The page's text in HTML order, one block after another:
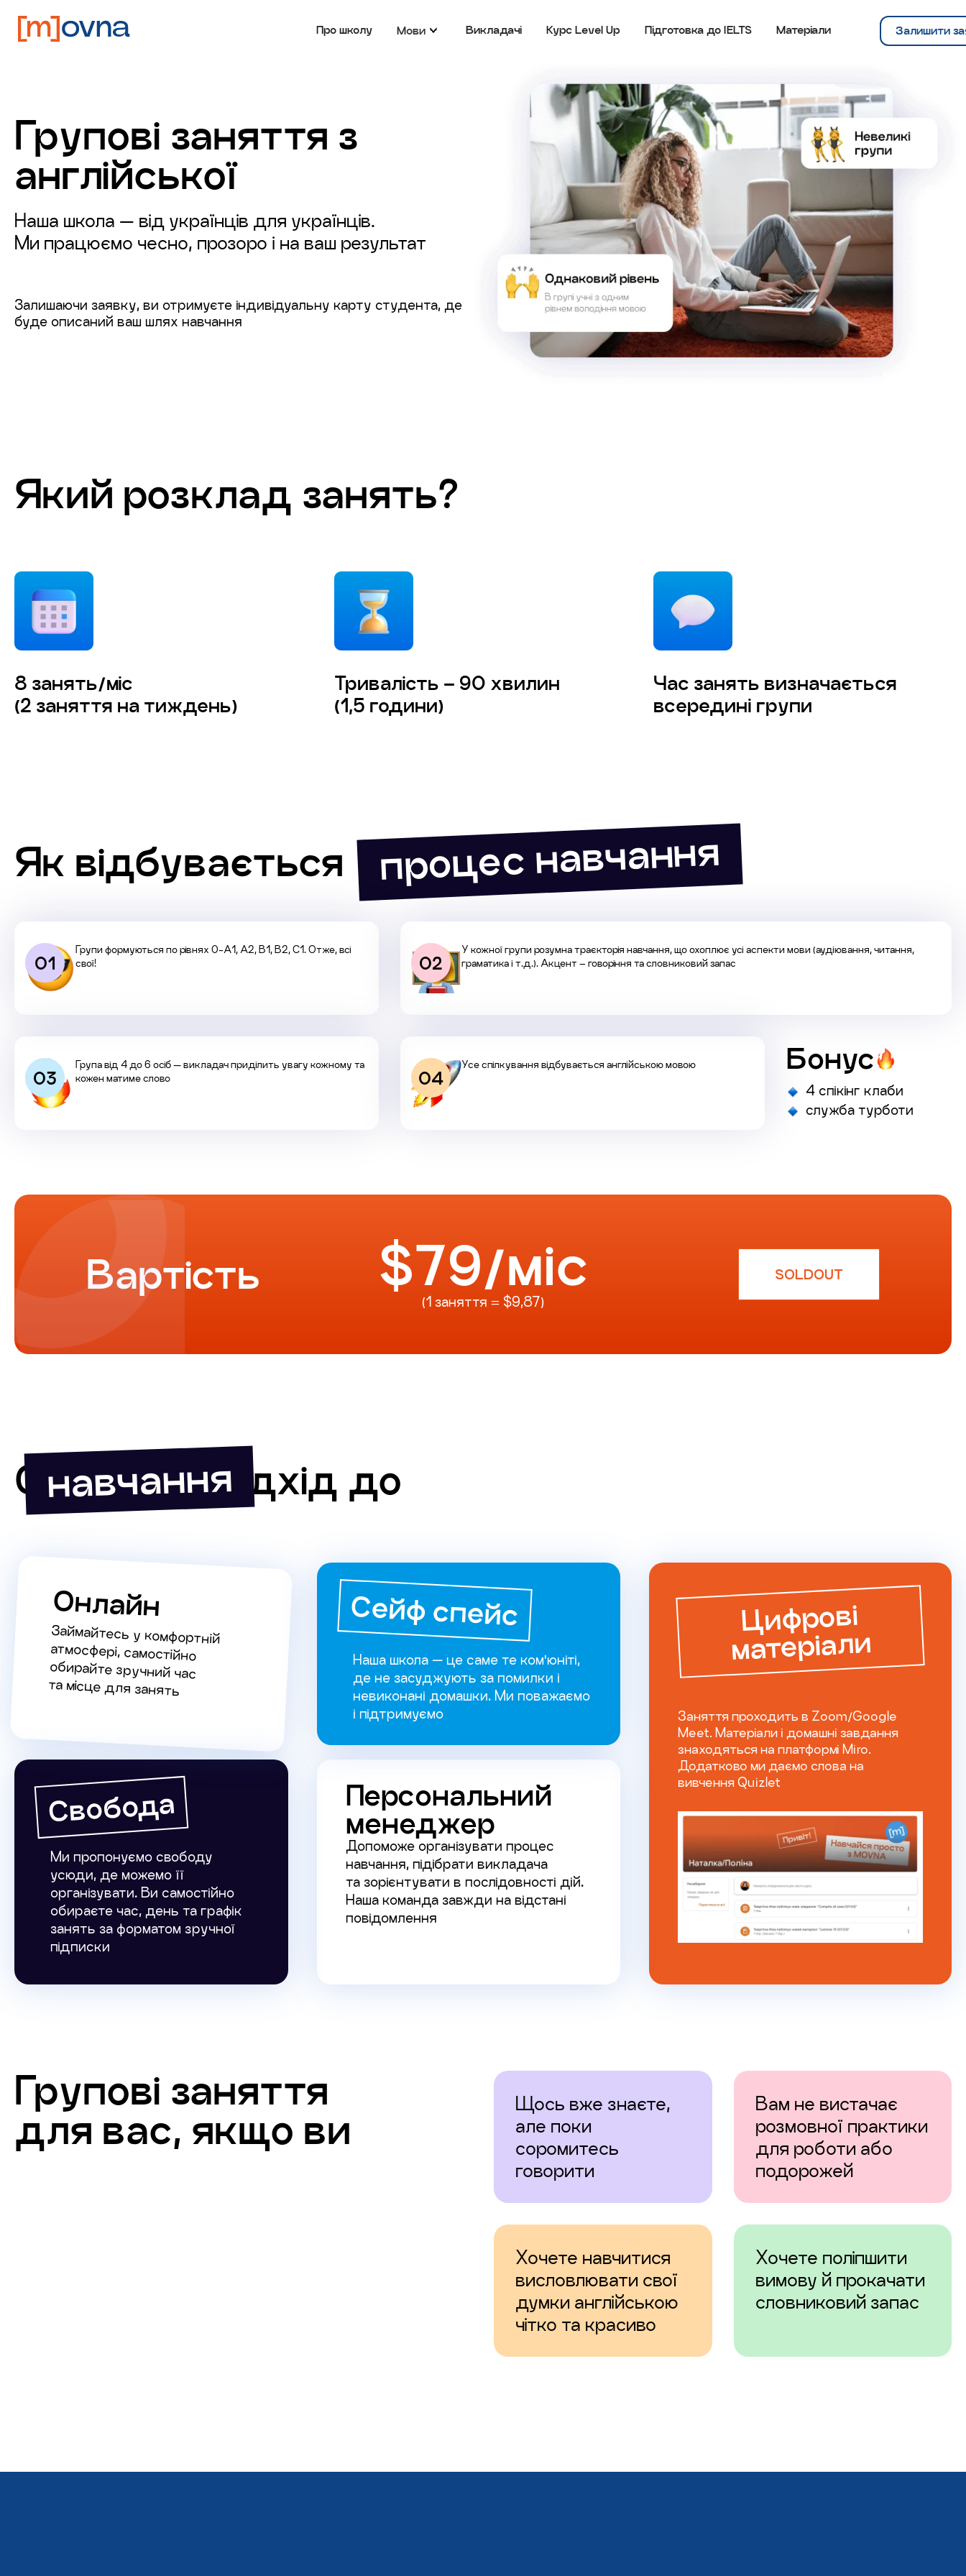
Про школу Мови Викладачі Курс Level Up Підготовка до IELTS Матеріали Залишити
Групові заняття з
англійської
Наша школа — від українців для українців.
Ми працюємо чесно, прозоро і на ваш результат
Залишаючи заявку, ви отримуєте індивідуальну карту студента, де
буде описаний ваш шлях навчання
Який розклад занять?
8 занять/міс
(2 заняття на тиждень)
Тривалість – 90 хвилин
(1,5 години)
Час занять визначається
всередині групи
Як відбувається процес навчання
Групи формуються по рівнях 0-А1, А2, В1, В2, С1. Отже, всі
свої!
01
У кожної групи розумна траєкторія навчання, що охоплює усі аспекти мови (аудіювання, читання,
граматика і т.д.). Акцент – говоріння та словниковий запас
02
Група від 4 до 6 осіб — викладач приділить увагу кожному та
кожен матиме слово
03
Усе спілкування відбувається англійською мовою
04
Бонус
4 спікінг клаби
служба турботи
Вартість $79/мiс
(1 заняття = $9,87)
SOLDOUT
Сучасний підхід до
навчання
Онлайн
Займайтесь у комфортній
атмосфері, самостійно
обирайте зручний час
та місце для занять
Сейф спейс
Наша школа — це саме те ком'юніті,
де не засуджують за помилки і
невиконані домашки. Ми поважаємо
і підтримуємо
Цифрові
матеріали
Заняття проходить в Zoom/Google
Meet. Матеріали і домашні завдання
знаходяться на платформі Miro.
Додатково ми даємо слова на
вивчення Quizlet
Свобода
Ми пропонуємо свободу
усюди, де можемо її
організувати. Ви самостійно
обираєте час, день та графік
занять за форматом зручної
підписки
Персональний
менеджер
Допоможе організувати процес
навчання, підібрати викладача
та зорієнтувати в послідовності дій.
Наша команда завжди на відстані
повідомлення
Групові заняття
для вас, якщо ви
Щось вже знаєте,
але поки
соромитесь
говорити
Вам не вистачає
розмовної практики
для роботи або
подорожей
Хочете навчитися
висловлювати свої
думки англійською
чітко та красиво
Хочете поліпшити
вимову й прокачати
словниковий запас